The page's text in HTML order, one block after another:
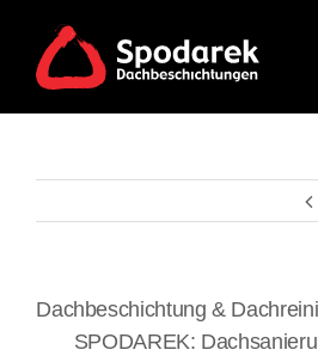
content
Dachbeschichtung &
SPODAREK: